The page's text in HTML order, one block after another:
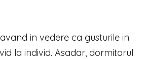
in vedere ca gusturile in
la individ. Asadar, dormitorul